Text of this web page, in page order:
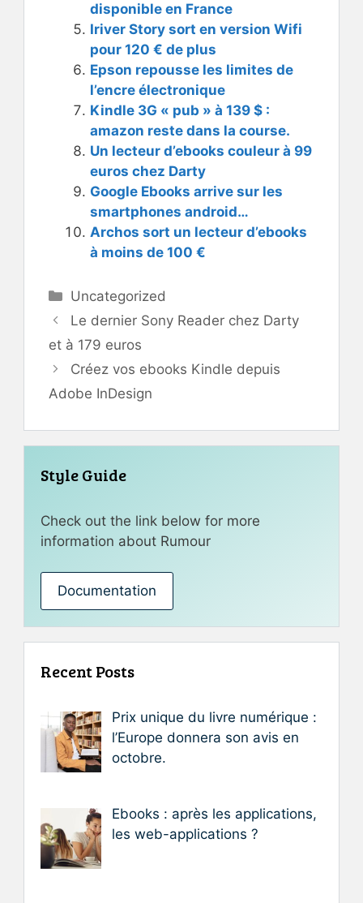
disponible en France
Iriver Story sort en version Wifi
pour 120 € de plus
Epson repousse les limites de
l’encre électronique
Kindle 3G « pub » à 139 $ :
amazon reste dans la course.
Un lecteur d’ebooks couleur à 99
euros chez Darty
Google Ebooks arrive sur les
smartphones android…
Archos sort un lecteur d’ebooks
à moins de 100 €
Catégories
Uncategorized
Le dernier Sony Reader chez Darty
et à 179 euros
Créez vos ebooks Kindle depuis
Adobe InDesign
Style Guide
Check out the link below for more
information about Rumour
Documentation
Recent Posts
Prix unique du livre numérique :
l’Europe donnera son avis en
octobre.
Ebooks : après les applications,
les web-applications ?